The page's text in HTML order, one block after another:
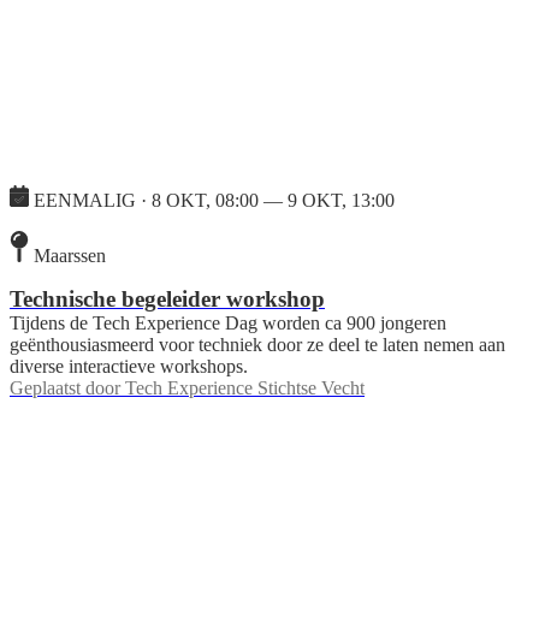
EENMALIG · 8 OKT, 08:00 — 9 OKT, 13:00
Maarssen
Technische begeleider workshop
Tijdens de Tech Experience Dag worden ca 900 jongeren
geënthousiasmeerd voor techniek door ze deel te laten nemen aan
diverse interactieve workshops.
Geplaatst door Tech Experience Stichtse Vecht